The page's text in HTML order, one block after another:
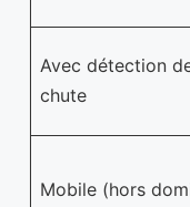
Avec détection
chute
Mobile (hors